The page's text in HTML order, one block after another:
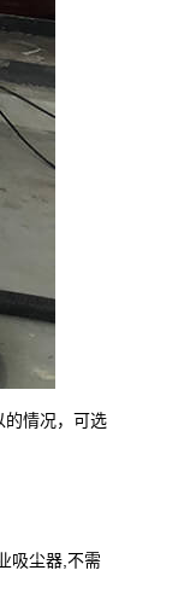
情况，可选
吸尘器,不需